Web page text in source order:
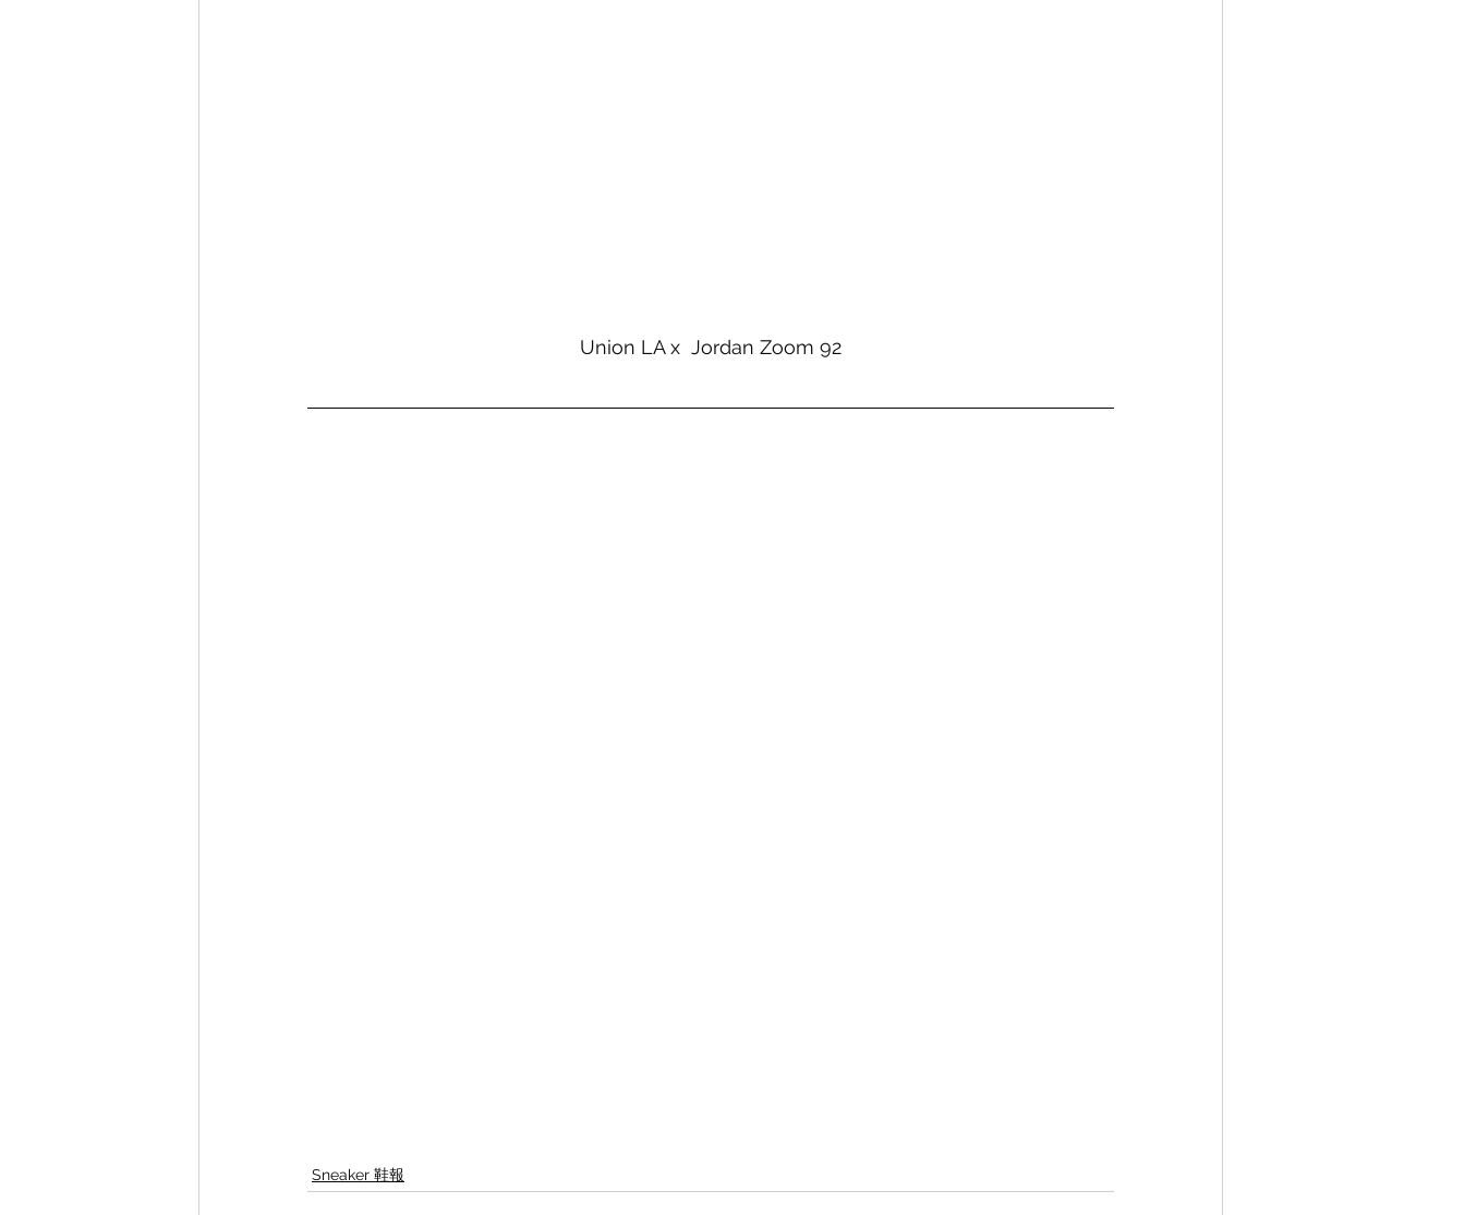
Union LA x  Jordan Zoom 92
Sneaker 鞋報